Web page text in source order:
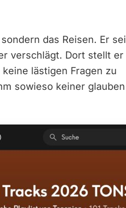
das Reisen. Er sei
verschlägt. Dort stellt er
lästigen Fragen zu
sowieso keiner glauben